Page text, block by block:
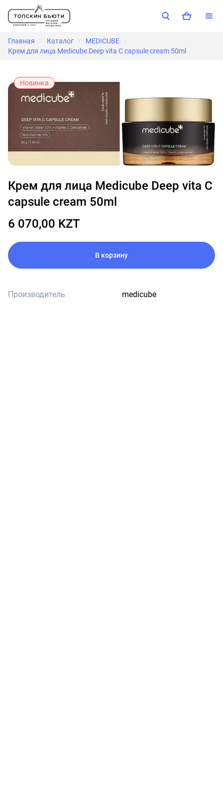
Главная / Каталог / MEDICUBE /
Крем для лица Medicube Deep vita C capsule cream 50ml
Новинка
Крем для лица Medicube Deep vita C
capsule cream 50ml
6 070,00 KZT
В корзину
Производитель medicube